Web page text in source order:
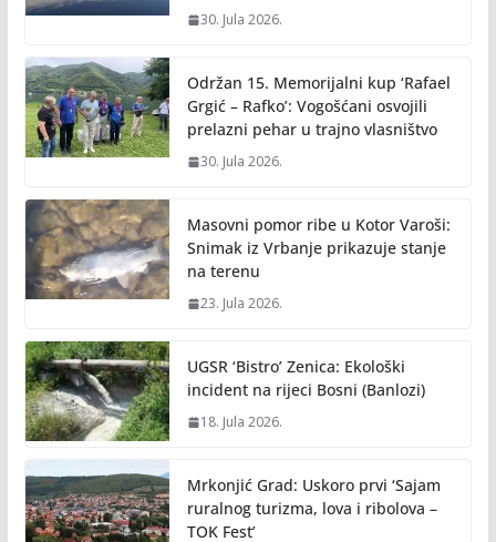
30. Jula 2026.
Održan 15. Memorijalni kup ‘Rafael
Grgić – Rafko’: Vogošćani osvojili
prelazni pehar u trajno vlasništvo
30. Jula 2026.
Masovni pomor ribe u Kotor Varoši:
Snimak iz Vrbanje prikazuje stanje
na terenu
23. Jula 2026.
UGSR ‘Bistro’ Zenica: Ekološki
incident na rijeci Bosni (Banlozi)
18. Jula 2026.
Mrkonjić Grad: Uskoro prvi ‘Sajam
ruralnog turizma, lova i ribolova –
TOK Fest’